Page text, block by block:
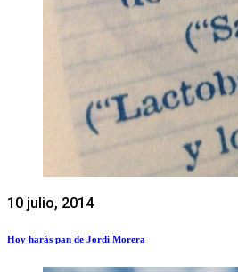
10 julio, 2014
Hoy harás pan de Jordi Morera